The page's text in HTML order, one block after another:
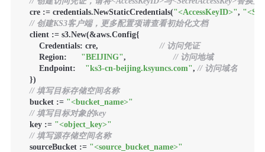
    cre := credentials.NewStaticCredentials(
"<AccessKeyID>",
// 创建KS3客户端，更多配置项请查看初始化文档
    client := s3.New(&aws.Config{
        Credentials: cre,
// 访问凭证
        Region:
"BEIJING", // 访问地域
        Endpoint:
"ks3-cn-beijing.ksyuncs.com", // 访问域名
    })
// 填写目标存储空间名称
    bucket :=
"<bucket_name>"
// 填写目标对象的key
    key :=
"<object_key>"
// 填写源存储空间名称
    sourceBucket :=
"<source_bucket_name>"